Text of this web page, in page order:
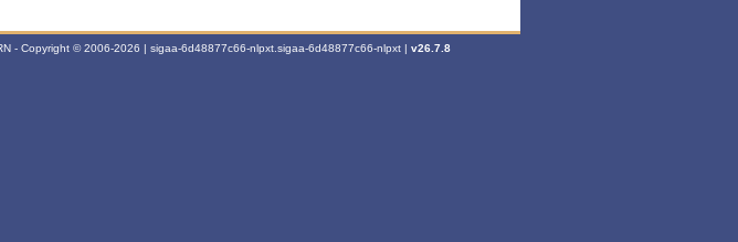
- Copyright © 2006-2026 | sigaa-6d48877c66-nlpxt.sigaa-6d48877c66-nlpxt | v26.7.8